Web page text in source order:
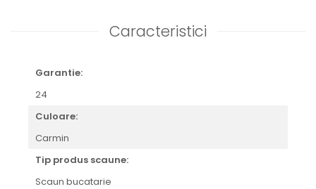
Caracteristici
Garantie:
24
Culoare:
Carmin
Tip produs scaune:
Scaun bucatarie